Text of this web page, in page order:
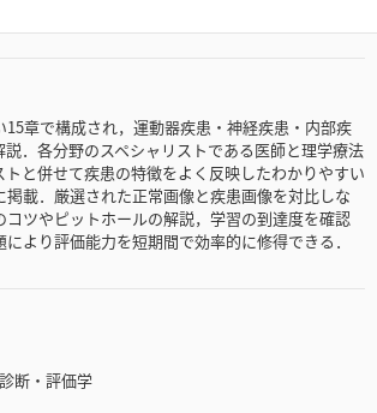
章で構成され，運動器疾患・神経疾患・内部疾
説．各分野のスペシャリストである医師と理学療法
と併せて疾患の特徴をよく反映したわかりやすい
載．厳選された正常画像と疾患画像を対比しな
ツやピットホールの解説，学習の到達度を確認
より評価能力を短期間で効率的に修得できる．
断・評価学